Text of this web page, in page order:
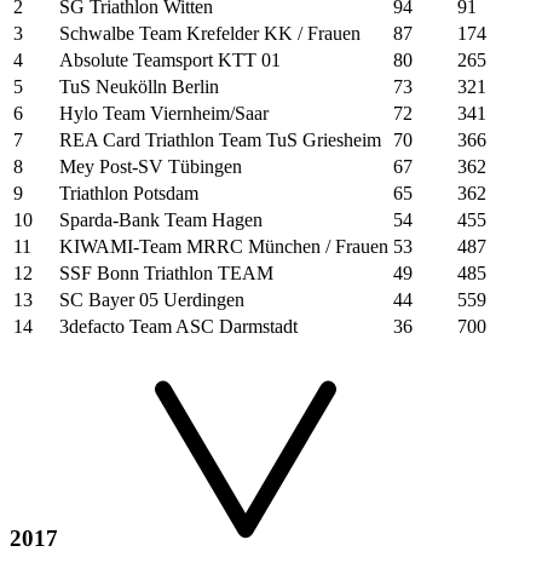
2
SG Triathlon Witten 94
91
3
Schwalbe Team Krefelder KK / Frauen 87
174
4
Absolute Teamsport KTT 01 80
265
5
TuS Neukölln Berlin 73
321
6
Hylo Team Viernheim/Saar 72
341
7
REA Card Triathlon Team TuS Griesheim 70
366
8
Mey Post-SV Tübingen 67
362
9
Triathlon Potsdam 65
362
10
Sparda-Bank Team Hagen 54
455
11
KIWAMI-Team MRRC München / Frauen 53
487
12
SSF Bonn Triathlon TEAM 49
485
13
SC Bayer 05 Uerdingen 44
559
14
3defacto Team ASC Darmstadt 36 700
2017